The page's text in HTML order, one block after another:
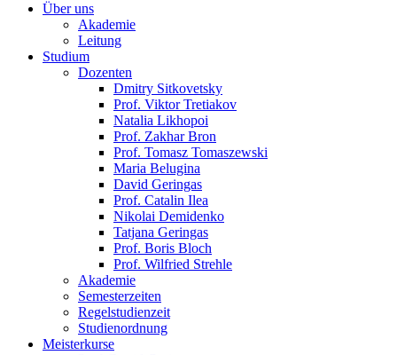
Über uns
Akademie
Leitung
Studium
Dozenten
Dmitry Sitkovetsky
Prof. Viktor Tretiakov
Natalia Likhopoi
Prof. Zakhar Bron
Prof. Tomasz Tomaszewski
Maria Belugina
David Geringas
Prof. Catalin Ilea
Nikolai Demidenko
Tatjana Geringas
Prof. Boris Bloch
Prof. Wilfried Strehle
Akademie
Semesterzeiten
Regelstudienzeit
Studienordnung
Meisterkurse